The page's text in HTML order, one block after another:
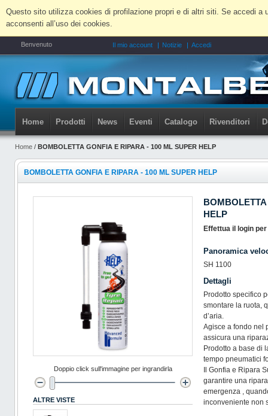
Questo sito utilizza cookies di profilazione propri e di altri siti. Se accedi a
acconsenti all’uso dei cookies.
Benvenuto Il mio account Notizie Accedi
Home Prodotti News Eventi Catalogo Rivenditori
Home / BOMBOLETTA GONFIA E RIPARA - 100 ML SUPER HELP
BOMBOLETTA GONFIA E RIPARA - 100 ML SUPER HELP
HELP
Effettua il login
Panoramica
SH 1100
Dettagli
Prodotto specifico
smontare la ruota,
d’aria.
Agisce a fondo nel
assicura una
Prodotto a base di
tempo pneumatici
Il Gonfia e Ripara
garantire una
emergenza ,
inconveniente non
Doppio click sull'immagine per ingrandirla
ALTRE VISTE